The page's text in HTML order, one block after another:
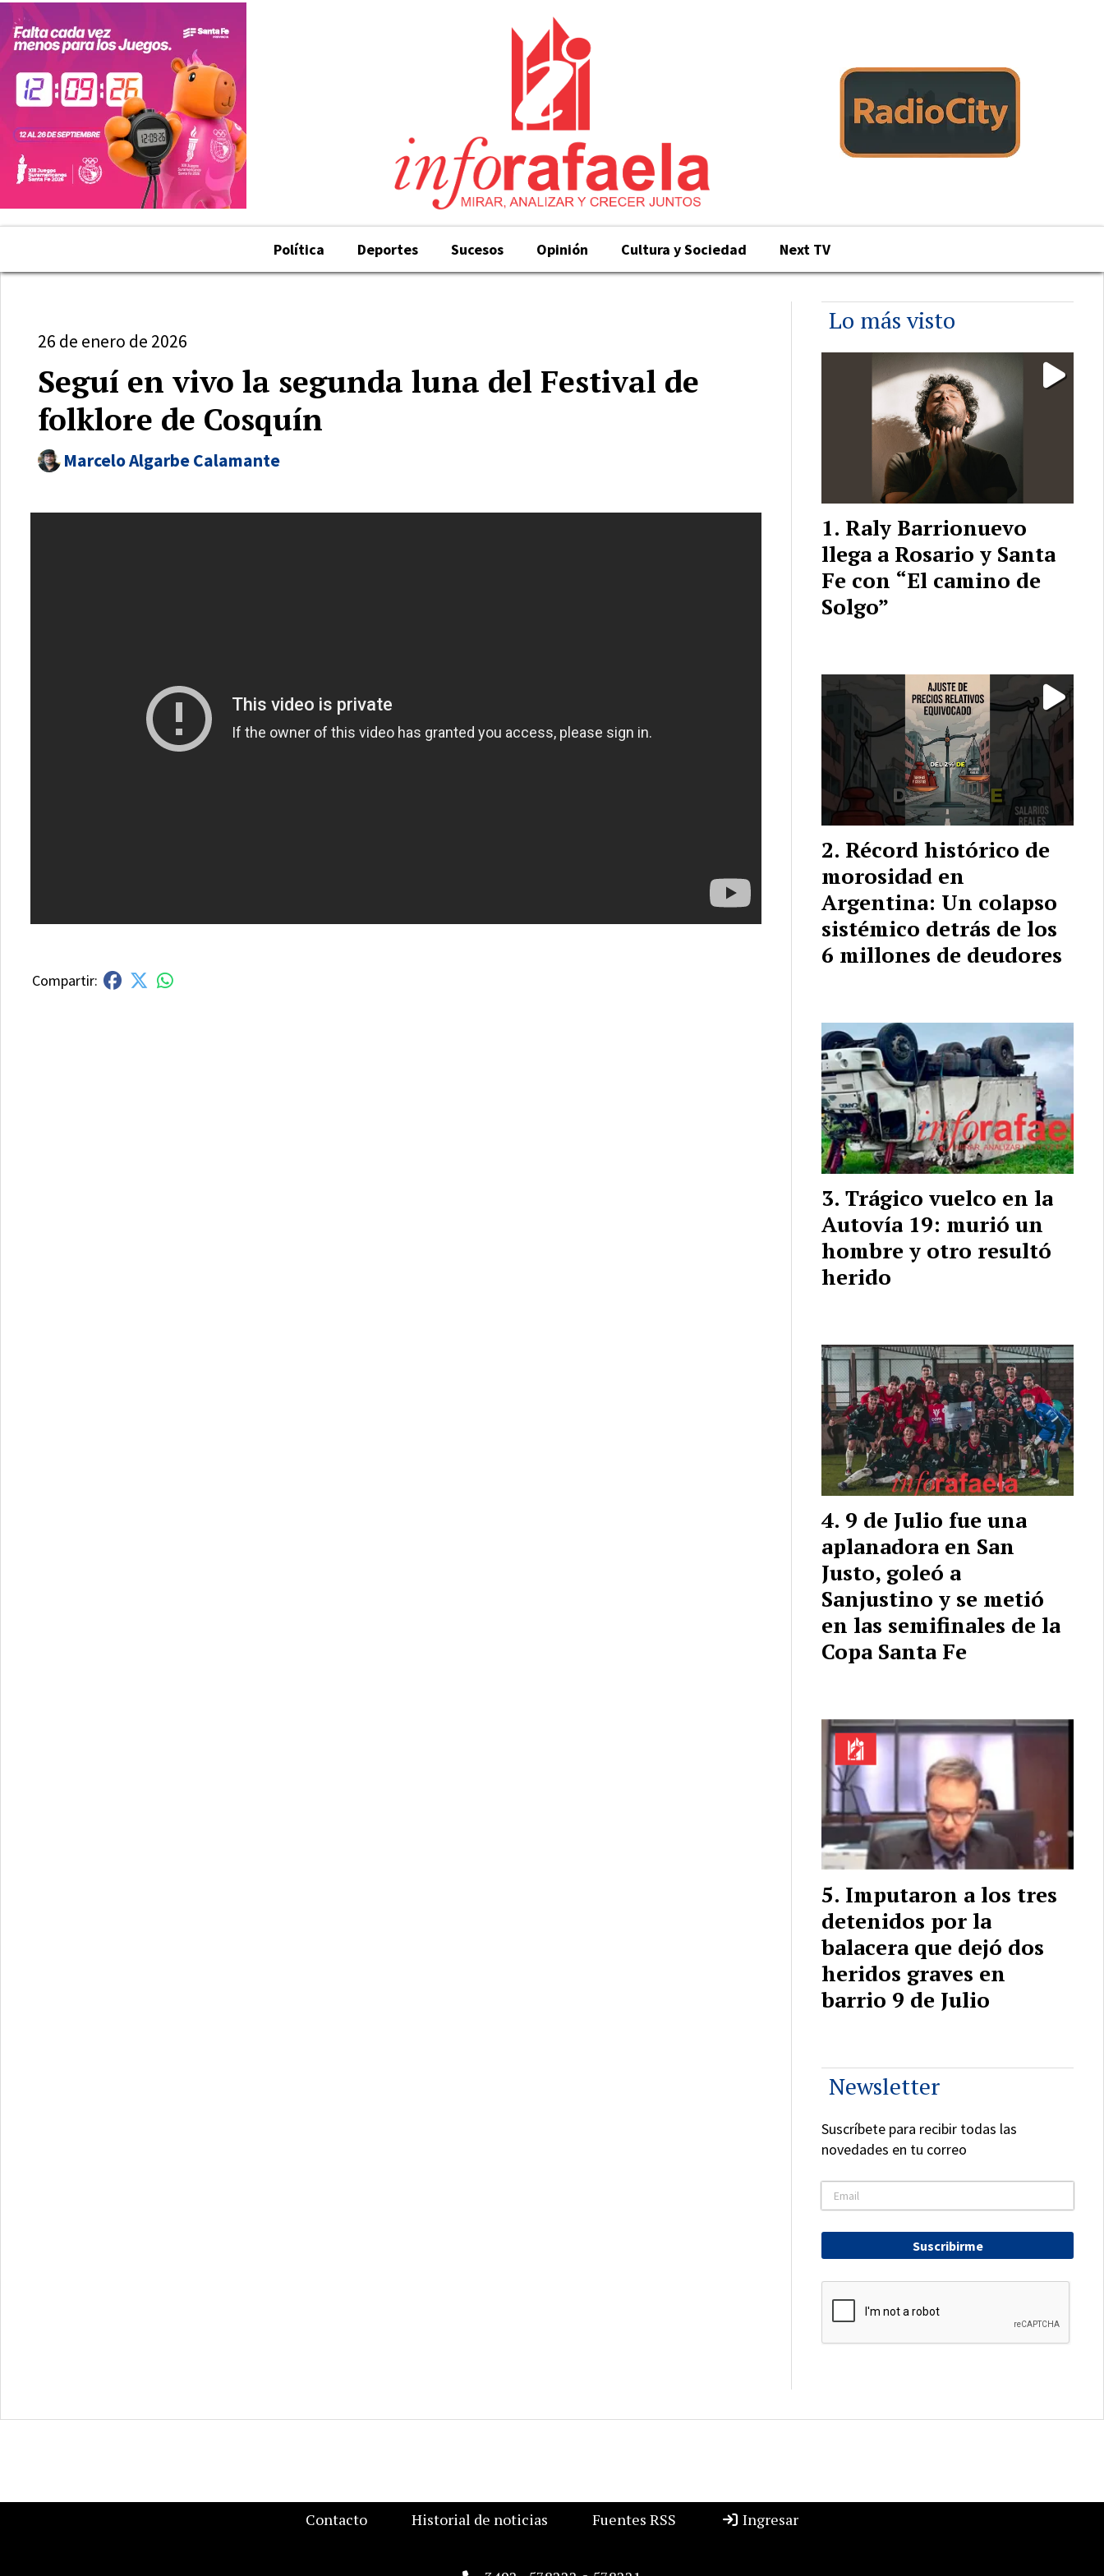
Política Deportes Sucesos Opinión Cultura y Sociedad Next TV
Seguí en vivo la segunda luna del Festival de
folklore de Cosquín
26 de enero de 2026
Marcelo Algarbe Calamante
Lo más visto
Raly Barrionuevo
llega a Rosario y Santa
Fe con “El camino de
Solgo”
Récord histórico de
morosidad en
Argentina: Un colapso
sistémico detrás de los
6 millones de deudores
Trágico vuelco en la
Autovía 19: murió un
hombre y otro resultó
herido
9 de Julio fue una
aplanadora en San
Justo, goleó a
Sanjustino y se metió
en las semifinales de la
Copa Santa Fe
Imputaron a los tres
detenidos por la
balacera que dejó dos
heridos graves en
barrio 9 de Julio
Newsletter
Suscríbete para recibir todas las
novedades en tu correo
Suscribirme
Contacto Historial de noticias Fuentes RSS Ingresar